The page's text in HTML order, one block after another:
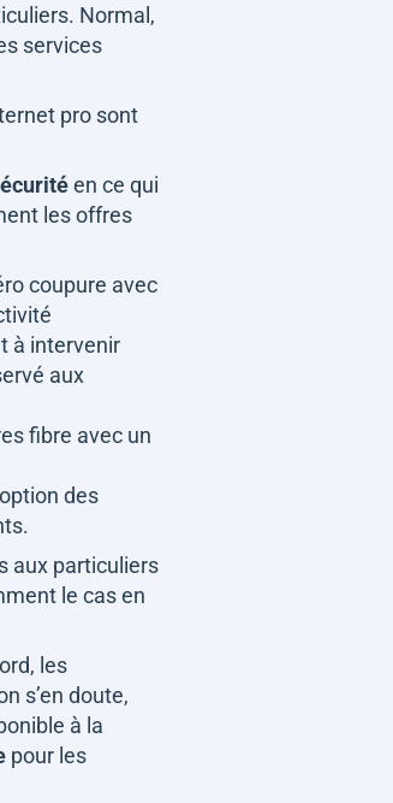
Normal,
services
pro sont
en ce qui
les offres
coupure avec
à intervenir
aux
fibre avec un
des
aux particuliers
le cas en
les
s’en doute,
à la
pour les